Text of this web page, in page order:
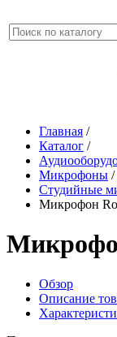
Главная /
Каталог /
Микрофоны /
Студийные
Микрофон
Обзор
Описание